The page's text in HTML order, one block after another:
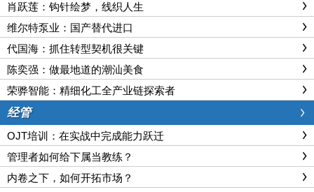
肖跃莲：钩针绘梦，线织人生
维尔特泵业：国产替代进口
代国海：抓住转型契机很关键
陈奕强：做最地道的潮汕美食
荣骅智能：精细化工全产业链探索者
经管
OJT培训：在实战中完成能力跃迁
管理者如何给下属当教练？
内卷之下，如何开拓市场？